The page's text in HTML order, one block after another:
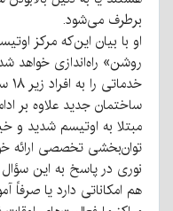
برطرف می‌شود.
او با بیان این‌که مرکز
روشن» راه‌اندازی خواهد
مبتلا به اوتیسم شدید و
توان‌بخشی تخصصی ارائه
نوری در پاسخ به این سؤال
هم امکاناتی دارد یا